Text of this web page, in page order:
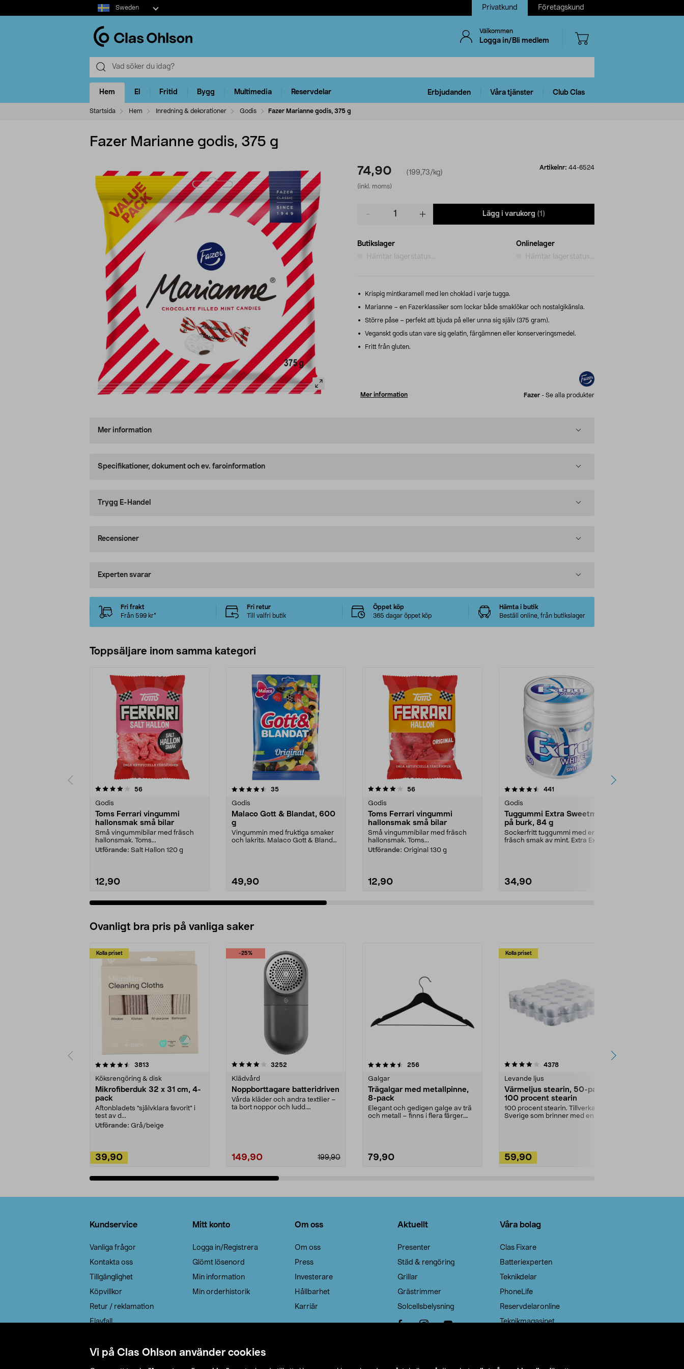
Vi på Clas Ohlson använder cookies
Select
market
Sweden Privatkund Företagskund
Välkommen
Logga in/Bli medlem
Hem El Fritid Bygg Multimedia Reservdelar Erbjudanden Våra tjänster Club Clas
Startsida Hem Inredning & dekorationer Godis Fazer Marianne godis, 375 g
Fazer Marianne godis, 375 g
74,90 (199,73/kg)
(inkl. moms)
Artikelnr: 44-6524
Lägg i varukorg (1)
Butikslager
Hämtar lagerstatus...
Onlinelager
Hämtar lagerstatus...
Krispig mintkaramell med len choklad i varje tugga.
Marianne – en Fazerklassiker som lockar både smaklökar och nostalgikänsla.
Större påse – perfekt att bjuda på eller unna sig själv (375 gram).
Veganskt godis utan vare sig gelatin, färgämnen eller konserveringsmedel.
Fritt från gluten.
Mer information Fazer - Se alla produkter
Mer information
Specifikationer, dokument och ev. faroinformation
Trygg E-Handel
Recensioner
Experten svarar
Fri frakt
Från 599 kr*
Fri retur
Till valfri butik
Öppet köp
365 dagar öppet köp
Hämta i butik
Beställ online, från butikslager
Toppsäljare inom samma kategori
56recensioner
Godis
Toms Ferrari vingummi
hallonsmak små bilar
Små vingummibilar med fräsch
hallonsmak. Toms...
Utförande: Salt Hallon 120 g
12,90
4.5 av 5 stjärnor 35recensioner
Godis
Malaco Gott & Blandat, 600
g
Vingummin med fruktiga smaker
och lakrits. Malaco Gott & Blandat
49,90
4.0 av 5 stjärnor 56recensioner
Godis
Toms Ferrari vingummi
hallonsmak små bilar
Små vingummibilar med fräsch
hallonsmak. Toms...
Utförande: Original 130 g
12,90
4.5 av 5 stjärnor 441
Godis
Tuggummi Extra Sweetmint
på burk, 84 g
Sockerfritt tuggummi med en
fräsch smak av mint. Extra Extra
34,90
4.5 av 5 stjärnor
Ovanligt bra pris på vanliga saker
Kolla priset
3813
Köksrengöring & disk
Mikrofiberduk 32 x 31 cm, 4-
pack
Aftonbladets "självklara favorit” i
test av d...
Utförande: Grå/beige
39,90
-25%
4.0av 5 stjärnor 3252
Klädvård
Noppborttagare batteridriven
Vårda kläder och andra textilier –
ta bort noppor och ludd.
199,90
149,90
4.5av 5 stjärnor 256recensioner
Galgar
Trägalgar med metallpinne,
8-pack
Elegant och gedigen galge av trä
och metall – finns i flera färger.
79,90
Kolla priset
4.0av 5 stjärnor 4378recensioner
Levande ljus
Värmeljus stearin, 50-pack,
100 procent stearin
100 procent stearin. Tillverkade i
Sverige som brinner med en
59,90
4.5av 5 stjärnor
Kundservice
Vanliga frågor
Kontakta oss
Tillgänglighet
Köpvillkor
Retur / reklamation
Elavfall
Leveransalternativ
Mitt konto
Logga in/Registrera
Glömt lösenord
Min information
Min orderhistorik
Om oss
Om oss
Press
Investerare
Hållbarhet
Karriär
Aktuellt
Presenter
Städ & rengöring
Grillar
Grästrimmer
Solcellsbelysning
Våra bolag
Clas Fixare
Batteriexperten
Teknikdelar
PhoneLife
Reservdelaronline
Teknikmagasinet